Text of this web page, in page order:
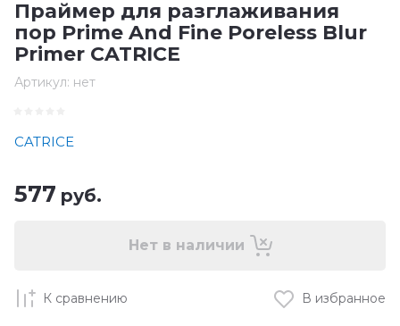
Праймер для разглаживания
пор Prime And Fine Poreless Blur
Primer CATRICE
Артикул: нет
CATRICE
577 руб.
Нет в наличии
К сравнению В избранное